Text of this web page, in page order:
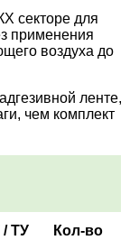
секторе для
применения
воздуха до
ленте,
чем комплект
ТУ Кол-во